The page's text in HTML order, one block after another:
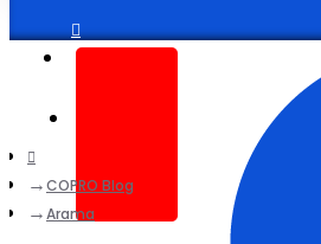
Giriş yap
COPRO Blog
Arama